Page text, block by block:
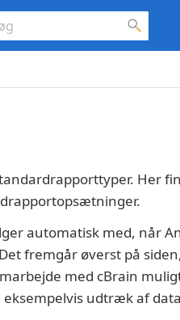
Her
automatisk med, når
fremgår øverst på
med cBrain
udtræk af